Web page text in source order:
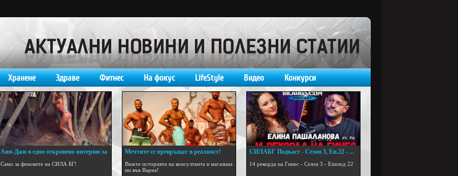
Хранене Здраве Фитнес На фокус LifeStyle Видео Конкурси
Анн-Джи в едно откровено интервю за
Само за феновете на СИЛА БГ!
Мечтите се превръщат в реалност!
Вижте историята на консултанта в магазина
ни във Варна!
СИЛАБГ Подкаст - Сезон 3, Еп.22 - ...
14 рекорда на Гинес - Сезон 3 - Епизод 22